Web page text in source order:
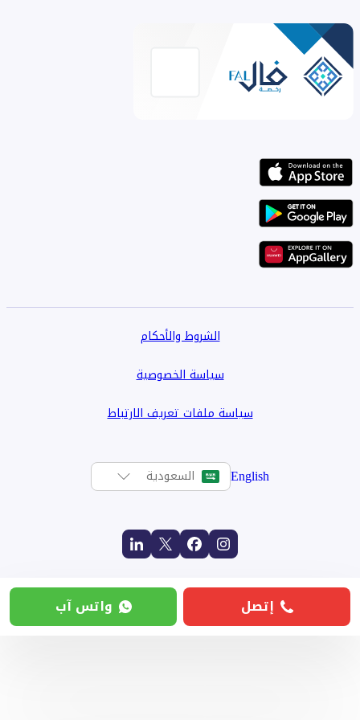
الشروط والأحكام
سياسة الخصوصية
سياسة ملفات تعريف الارتباط
English السعودية
إتصل واتس آب